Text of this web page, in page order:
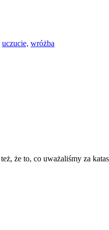
uczucie, wróżba
że to, co uważaliśmy za